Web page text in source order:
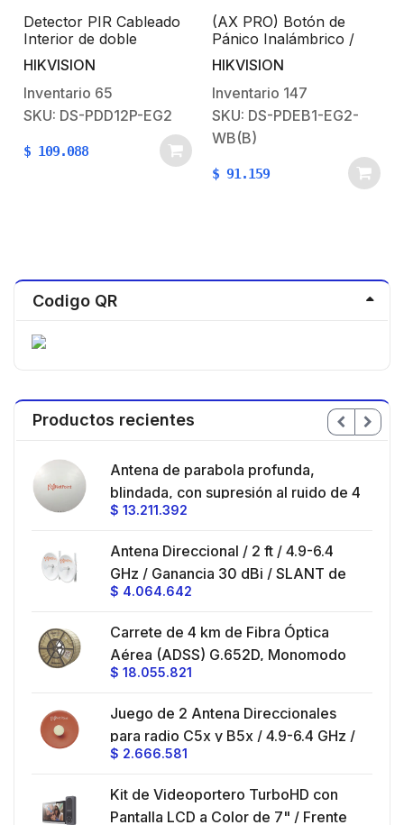
Detector PIR Cableado
Interior de doble
tecnología PIR y
Microondas / Inmunidad
a Mascotas 10 Kg /
Detección de 12 mts /
Ángulo de 85.9° de
Cobertura
HIKVISION
Inventario 65
SKU: DS-PDD12P-EG2
$ 109.088
(AX PRO) Botón de
Pánico Inalámbrico /
Exterior IP66 /
Indicador LED
HIKVISION
Inventario 147
SKU: DS-PDEB1-EG2-
WB(B)
$ 91.159
Codigo QR
Productos recientes
Antena de parabola profunda,
blindada, con supresión al ruido de 4
ft, 5.9-7.2 GHz, Ganancia 36 dBi con
hasta 80 km, Conectores N-hembra,
montaje con alineación milimétrica.
$ 13.211.392
Antena Direccional / 2 ft / 4.9-6.4
GHz / Ganancia 30 dBi / SLANT de
45 ° y 90 ° / Conector N-Hembra /
$ 4.064.642
Carrete de 4 km de Fibra Óptica
Aérea (ADSS) G.652D, Monomodo
de 24 Hilos, Exterior, Span 200,
$ 18.055.821
Juego de 2 Antena Direccionales
para radio C5x y B5x / 4.9-6.4 GHz /
Ganancia 27 dBi / Montaje incluido.
$ 2.666.581
Kit de Videoportero TurboHD con
Pantalla LCD a Color de 7" / Frente